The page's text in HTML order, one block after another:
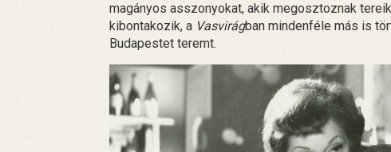
magányos asszonyokat, akik megosztoznak
kibontakozik, a Vasvirágban mindenféle más is
Budapestet teremt.